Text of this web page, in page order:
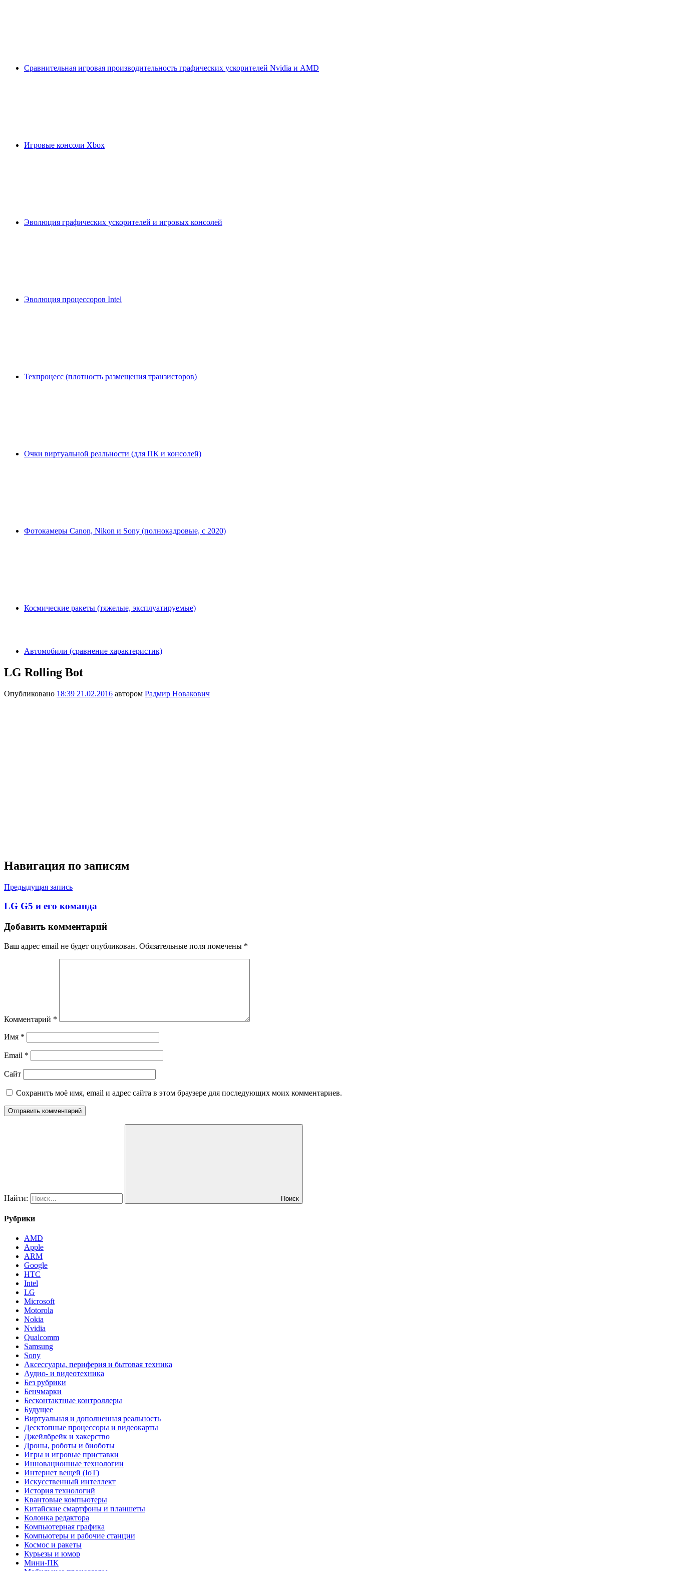
Сравнительная игровая производительность графических ускорителей Nvidia и AMD
Игровые консоли Xbox
Эволюция графических ускорителей и игровых консолей
Эволюция процессоров Intel
Техпроцесс (плотность размещения транзисторов)
Очки виртуальной реальности (для ПК и консолей)
Фотокамеры Canon, Nikon и Sony (полнокадровые, с 2020)
Космические ракеты (тяжелые, эксплуатируемые)
Автомобили (сравнение характеристик)
LG Rolling Bot
Опубликовано 18:39 21.02.2016 автором Радмир Новакович
Навигация по записям
Предыдущая запись
LG G5 и его команда
Добавить комментарий
Ваш адрес email не будет опубликован. Обязательные поля помечены *
Комментарий *
Имя *
Email *
Сайт
Сохранить моё имя, email и адрес сайта в этом браузере для последующих моих комментариев.
Найти: Поиск
Рубрики
AMD
Apple
ARM
Google
HTC
Intel
LG
Microsoft
Motorola
Nokia
Nvidia
Qualcomm
Samsung
Sony
Аксессуары, периферия и бытовая техника
Аудио- и видеотехника
Без рубрики
Бенчмарки
Бесконтактные контроллеры
Будущее
Виртуальная и дополненная реальность
Десктопные процессоры и видеокарты
Джейлбрейк и хакерство
Дроны, роботы и биоботы
Игры и игровые приставки
Инновационные технологии
Интернет вещей (IoT)
Искусственный интеллект
История технологий
Квантовые компьютеры
Китайские смартфоны и планшеты
Колонка редактора
Компьютерная графика
Компьютеры и рабочие станции
Космос и ракеты
Курьезы и юмор
Мини-ПК